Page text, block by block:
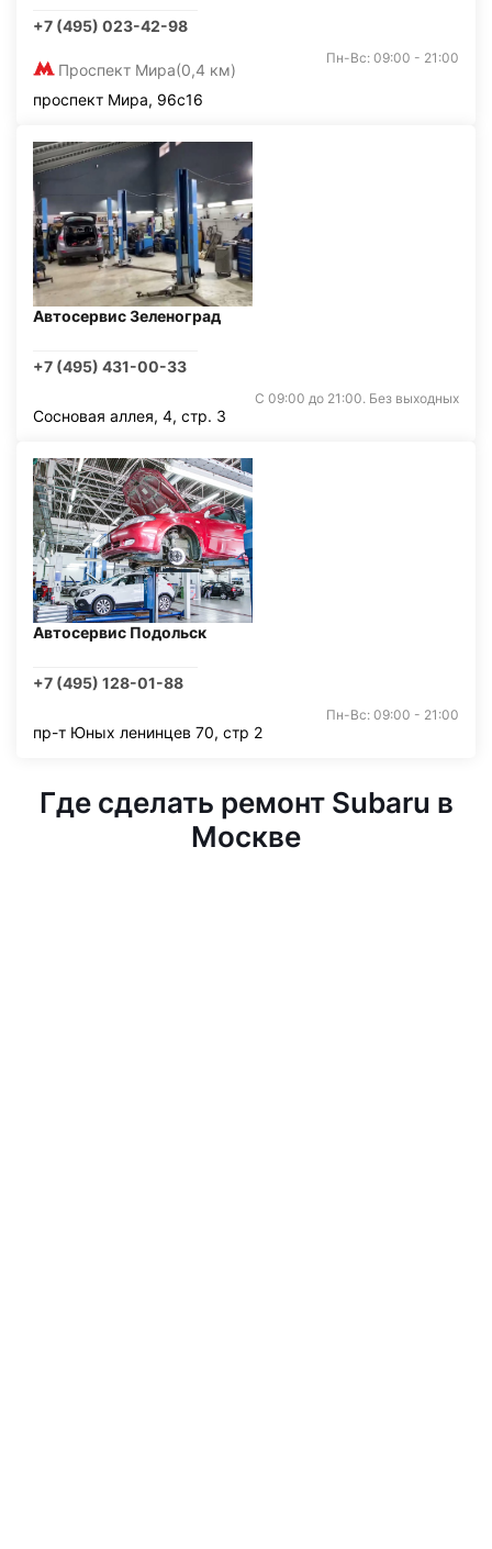
+7 (495) 023-42-98
Проспект Мира(0,4 км)
Пн-Вс: 09:00 - 21:00
проспект Мира, 96с16
Автосервис Зеленоград
+7 (495) 431-00-33
С 09:00 до 21:00. Без выходных
Сосновая аллея, 4, стр. 3
Автосервис Подольск
+7 (495) 128-01-88
Пн-Вс: 09:00 - 21:00
пр-т Юных ленинцев 70, стр 2
Где сделать ремонт Subaru в
Москве